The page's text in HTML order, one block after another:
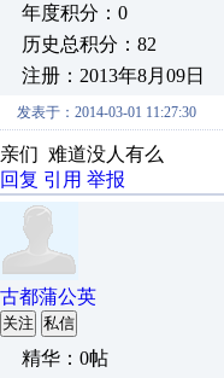
年度积分：0
历史总积分：82
注册：2013年8月09日
发表于：2014-03-01 11:27:30
亲们 难道没人有么
回复 引用 举报
古都蒲公英
关注 私信
精华：0帖